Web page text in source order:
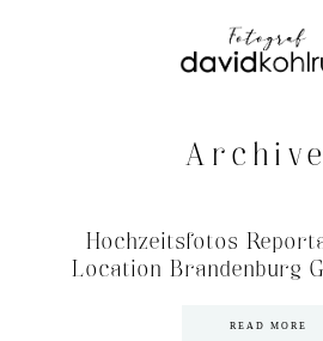
Hochzeitsfotos
Location Brandenburg
READ MORE